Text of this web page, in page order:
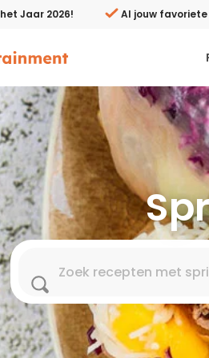
recepten | Eatertainment -
Jaar 2026! Al jouw
& brunch
& tussengerechten